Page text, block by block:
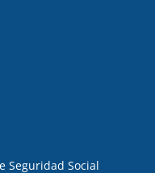
Seguridad Social